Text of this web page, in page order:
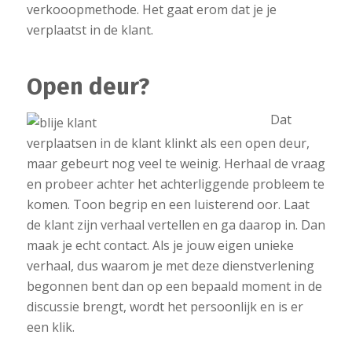
verkooopmethode. Het gaat erom dat je je
verplaatst in de klant.
Open deur?
Dat
verplaatsen in de klant klinkt als een open deur,
maar gebeurt nog veel te weinig. Herhaal de vraag
en probeer achter het achterliggende probleem te
komen. Toon begrip en een luisterend oor. Laat
de klant zijn verhaal vertellen en ga daarop in. Dan
maak je echt contact. Als je jouw eigen unieke
verhaal, dus waarom je met deze dienstverlening
begonnen bent dan op een bepaald moment in de
discussie brengt, wordt het persoonlijk en is er
een klik.